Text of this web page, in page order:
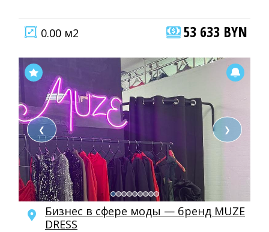
0.00 м2 53 633 BYN
❮ ❯
Бизнес в сфере моды — бренд MUZE
DRESS